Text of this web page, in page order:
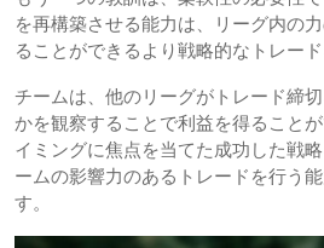
を再構築させる能力は、リーグ内の
ることができるより戦略的なトレード
チームは、他のリーグがトレード締
かを観察することで利益を得ること
イミングに焦点を当てた成功した戦
ームの影響力のあるトレードを行う
す。